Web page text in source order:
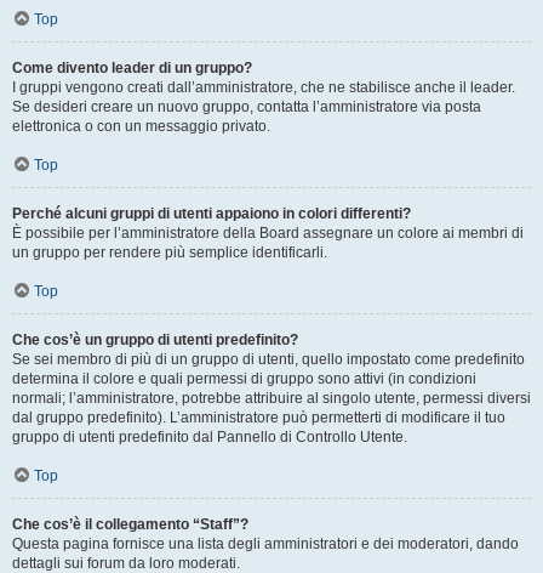
Top
Come divento leader di un gruppo?
I gruppi vengono creati dall’amministratore, che ne stabilisce anche il leader.
Se desideri creare un nuovo gruppo, contatta l’amministratore via posta
elettronica o con un messaggio privato.
Top
Perché alcuni gruppi di utenti appaiono in colori differenti?
È possibile per l’amministratore della Board assegnare un colore ai membri di
un gruppo per rendere più semplice identificarli.
Top
Che cos’è un gruppo di utenti predefinito?
Se sei membro di più di un gruppo di utenti, quello impostato come predefinito
determina il colore e quali permessi di gruppo sono attivi (in condizioni
normali; l’amministratore, potrebbe attribuire al singolo utente, permessi diversi
dal gruppo predefinito). L’amministratore può permetterti di modificare il tuo
gruppo di utenti predefinito dal Pannello di Controllo Utente.
Top
Che cos’è il collegamento “Staff”?
Questa pagina fornisce una lista degli amministratori e dei moderatori, dando
dettagli sui forum da loro moderati.